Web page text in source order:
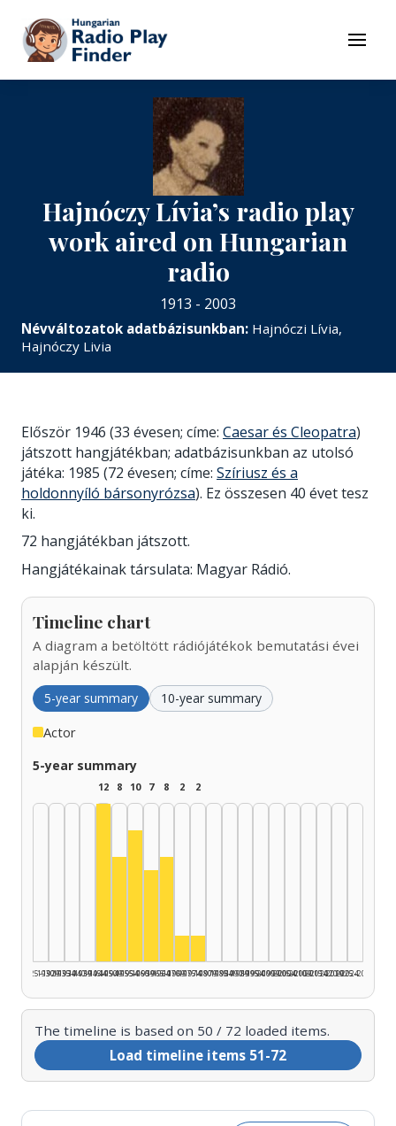
To contents
Menu
Hajnóczy Lívia’s radio play
work aired on Hungarian
radio
1913 - 2003
Névváltozatok adatbázisunkban: Hajnóczi Lívia,
Hajnóczy Livia
Először 1946 (33 évesen; címe: Caesar és Cleopatra)
játszott hangjátékban; adatbázisunkban az utolsó
játéka: 1985 (72 évesen; címe: Szíriusz és a
holdonnyíló bársonyrózsa). Ez összesen 40 évet tesz
ki.
72 hangjátékban játszott.
Hangjátékainak társulata: Magyar Rádió.
Timeline chart
A diagram a betöltött rádiójátékok bemutatási évei
alapján készült.
5-year summary 10-year summary
Actor
5-year summary
1925–1929
1930–1934
1935–1939
1940–1944
12
1945–1949
8
1950–1954
10
1955–1959
7
1960–1964
8
1965–1969
2
Actor, 1970–1974: 2
1970–1974
2
Actor, 1975–1979: 2
1975–1979
1980–1984
1985–1989
1990–1994
1995–1999
2000–2004
2005–2009
2010–2014
2015–2019
2020–2024
2025–2026
The timeline is based on 50 / 72 loaded items.
Load timeline items 51-72